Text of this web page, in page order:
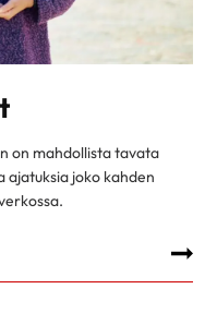
on mahdollista tavata
ajatuksia joko kahden